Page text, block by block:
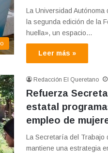
La Universidad
la segunda edición de la
huella», un espacio…
Leer más »
Redacción El Queretano
Refuerza
estatal
empleo de
La Secretaría del Trabajo
mantiene una estrategia